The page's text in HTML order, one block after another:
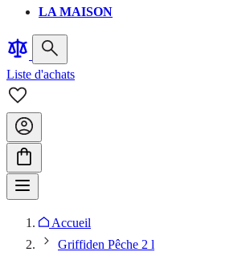
LA MAISON
Liste d'achats
Accueil
Griffiden Pêche 2 l